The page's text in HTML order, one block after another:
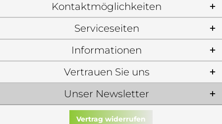
Kontaktmöglichkeiten
Serviceseiten
Informationen
Unser Newsletter
Vertrauen Sie uns
Vertrag widerrufen